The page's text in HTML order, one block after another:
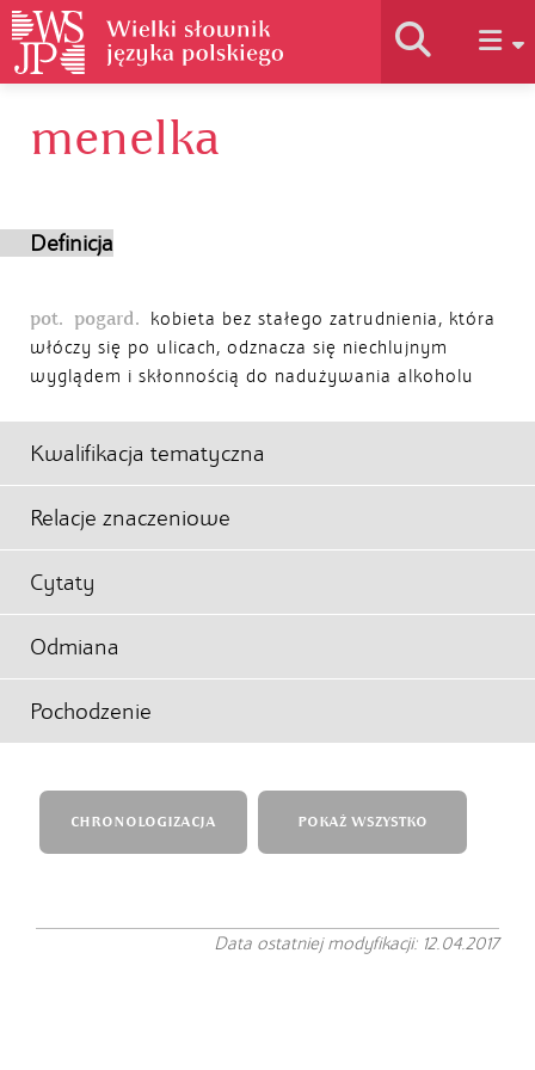
Historia słownika
Autorzy
menelka
Definicja
pot. pogard.
kobieta bez stałego zatrudnienia, która
włóczy się po ulicach, odznacza się niechlujnym
wyglądem i skłonnością do nadużywania alkoholu
Kwalifikacja tematyczna
Relacje znaczeniowe
Cytaty
Odmiana
Pochodzenie
CHRONOLOGIZACJA POKAŻ WSZYSTKO
Data ostatniej modyfikacji: 12.04.2017